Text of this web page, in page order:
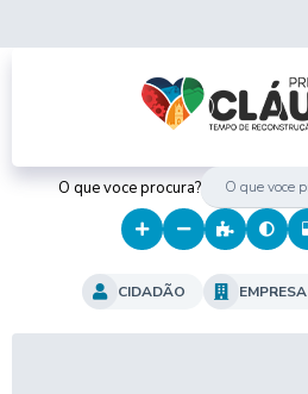
O que voce procura?
CIDADÃO EMPRESA